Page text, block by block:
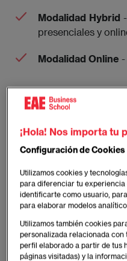
Modalidad Hybrid
presenciales y
Modalidad Online -
¡Hola! Nos importa tu
Configuración de Cookies
Utilizamos cookies y
para diferenciar tu experiencia
identificarte como usuario,
para elaborar modelos
Utilizamos también cookies
personalizada relacionada con
perfil elaborado a partir de tus
páginas visitadas) y la